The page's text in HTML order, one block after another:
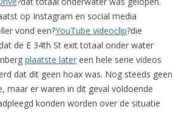
op Instagram en social media
vond een?YouTube videoclip?die
de E 34th St exit totaal onder water
plaatste later een hele serie videos
dat dit geen hoax was. Nog steeds geen
maar er waren in dit geval voldoende
konden worden over de situatie